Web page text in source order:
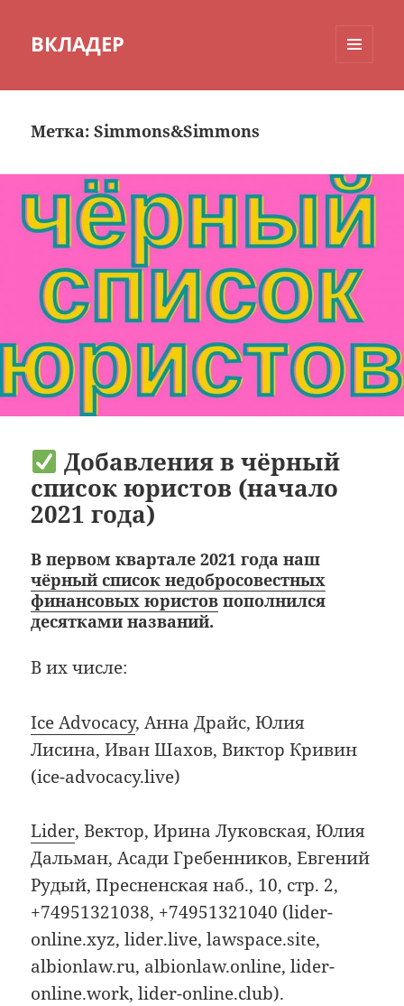
ВКЛАДЕР
Метка:Simmons&Simmons
Добавления в чёрный
список юристов (начало
2021 года)
В первом квартале 2021 года наш
чёрный список недобросовестных
финансовых юристов пополнился
десятками названий.
В их числе:
Ice Advocacy, Анна Драйс, Юлия
Лисина, Иван Шахов, Виктор Кривин
(ice-advocacy.live)
Lider, Вектор, Ирина Луковская, Юлия
Дальман, Асади Гребенников, Евгений
Рудый, Пресненская наб., 10, стр. 2,
+74951321038, +74951321040 (lider-
online.xyz, lider.live, lawspace.site,
albionlaw.ru, albionlaw.online, lider-
online.work, lider-online.club).